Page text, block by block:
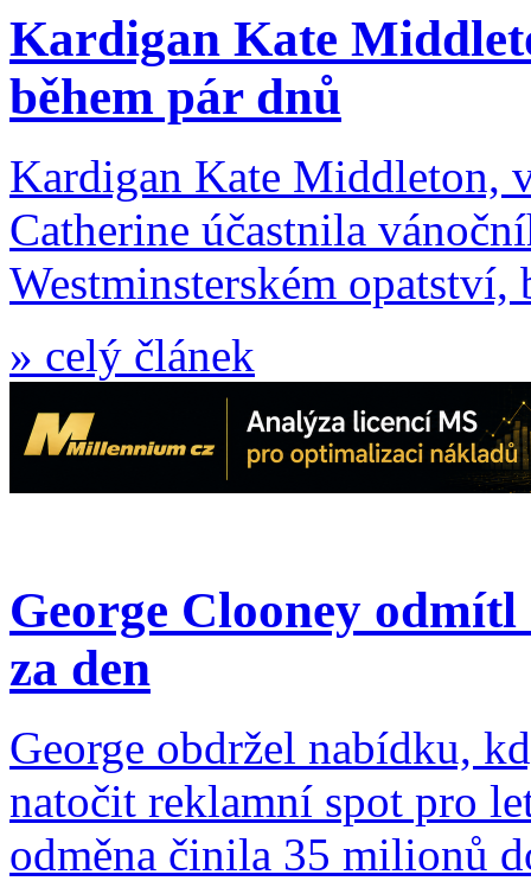
Kardigan Kate
během pár dnů
Kardigan Kate Middleton,
Catherine účastnila
Westminsterském
» celý článek
George Clooney
za den
George obdržel nabídku,
natočit reklamní spot pro
odměna činila 35 milionů